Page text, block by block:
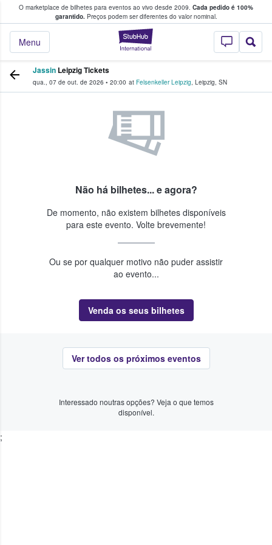
O marketplace de bilhetes para eventos ao vivo desde 2009. Cada pedido é 100%
garantido.Preços podem ser diferentes do valor nominal.
StubHub – onde
Menu
fãs compram e vendem bilhetes
Jassin Leipzig Tickets
qua., 07 de out. de 2026 • 20:00 at Felsenkeller Leipzig, Leipzig, SN
Não há bilhetes... e agora?
De momento, não existem bilhetes disponíveis
para este evento. Volte brevemente!
Ou se por qualquer motivo não puder assistir
ao evento...
Venda os seus bilhetes
Ver todos os próximos eventos
Interessado noutras opções? Veja o que temos
disponível.
;